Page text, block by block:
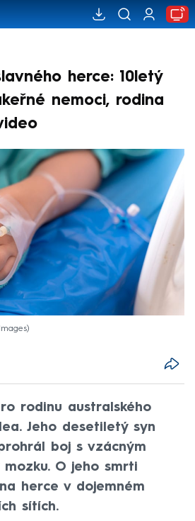
herce: 10letý
nemoci, rodina
rodinu australského
Jeho desetiletý syn
boj s vzácným
O jeho smrti
herce v dojemném
sítích.